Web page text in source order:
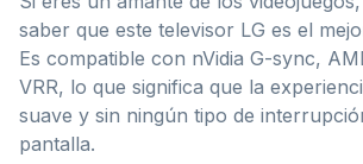
saber que este televisor LG es el
Es compatible con nVidia G-sync,
VRR, lo que significa que la
suave y sin ningún tipo de
pantalla.